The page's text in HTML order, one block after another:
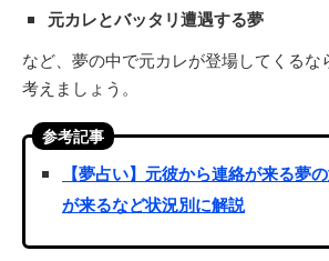
元カレとバッタリ遭遇する夢
など、夢の中で元カレが登場してくるな
考えましょう。
参考記事
【夢占い】元彼から連絡が来る夢
が来るなど状況別に解説